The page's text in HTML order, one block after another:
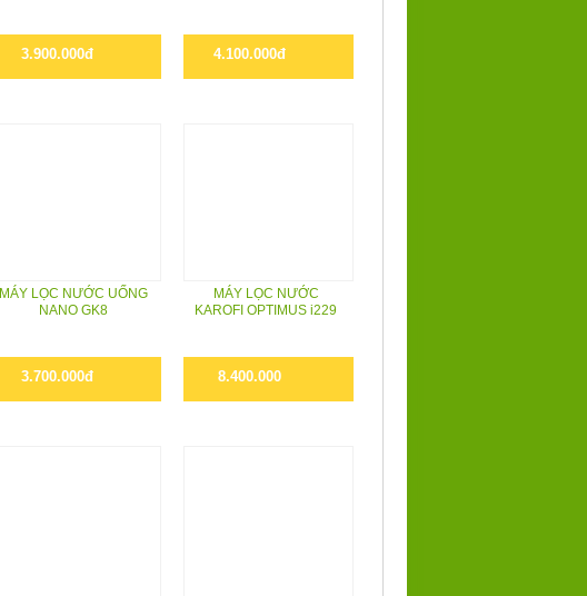
3.900.000đ 4.100.000đ
MÁY LỌC NƯỚC UỐNG
NANO GK8
3.700.000đ
MÁY LỌC NƯỚC
KAROFI OPTIMUS i229
8.400.000